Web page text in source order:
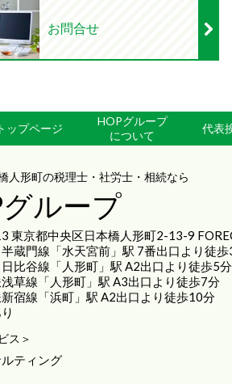
お問合せ
トップページ
HOPグループ
について
代表
人形町の税理士・社労士・相続なら
ループ
東京都中央区日本橋人形町2-13-9
蔵門線「水天宮前」駅 7番出口より徒歩
比谷線「人形町」駅 A2出口より徒歩5分
草線「人形町」駅 A3出口より徒歩7分
宿線「浜町」駅 A2出口より徒歩10分
ス＞
ティング